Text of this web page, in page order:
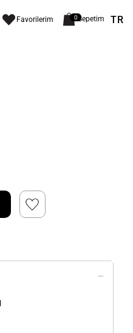
Favorilerim 0Sepetim TR